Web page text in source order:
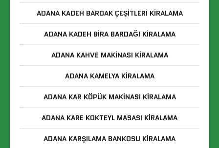
ADANA KADEH BARDAK ÇEŞITLERI KIRALAMA
ADANA KADEH BIRA BARDAĞI KIRALAMA
ADANA KAHVE MAKINASI KIRALAMA
ADANA KAMELYA KIRALAMA
ADANA KAR KÖPÜK MAKINASI KIRALAMA
ADANA KARE KOKTEYL MASASI KIRALAMA
ADANA KARŞILAMA BANKOSU KIRALAMA